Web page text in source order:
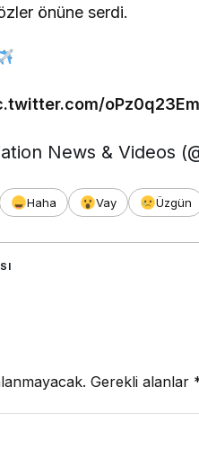
önüne serdi.
News & Videos
Haha Vay Üzgün
Gerekli alanlar